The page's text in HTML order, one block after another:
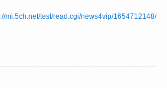
mi.5ch.net/test/read.cgi/news4vip/1654712148/